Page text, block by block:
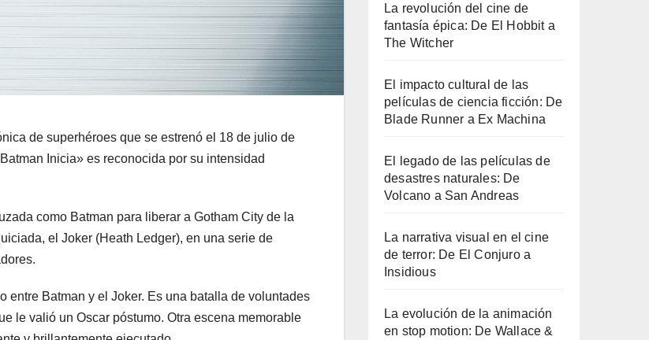
de superhéroes que se estrenó el 18 de julio de
Inicia» es reconocida por su intensidad
como Batman para liberar a Gotham City de la
el Joker (Heath Ledger), en una serie de
entre Batman y el Joker. Es una batalla de voluntades
le valió un Oscar póstumo. Otra escena memorable
La revolución del cine de
fantasía épica: De El Hobbit a
The Witcher
El impacto cultural de las
películas de ciencia ficción: De
Blade Runner a Ex Machina
El legado de las películas de
desastres naturales: De
Volcano a San Andreas
La narrativa visual en el cine
de terror: De El Conjuro a
Insidious
La evolución de la animación
en stop motion: De Wallace &